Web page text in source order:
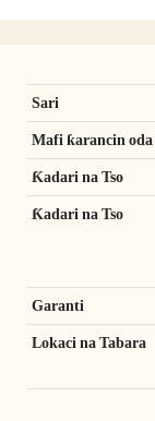
Sari
Mafi ƙarancin oda
Ƙadari na Tso
Ƙadari na Tso
Garanti
Lokaci na Tabara